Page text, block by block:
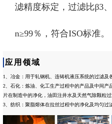
滤精度标定，过滤比β3
n≥99％，符合ISO标准。
应用领域
1、冶金：用于轧钢机、连铸机液压系统的过滤及
2、石化：炼油、化工生产过程中的产品及中间
片在制造中的净化，油田注井水及天然气除颗粒过
3、纺织：聚脂熔体在拉丝过程中的净化及均匀过